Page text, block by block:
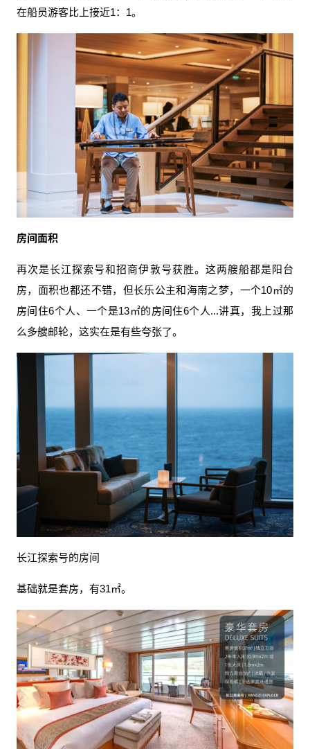
在船员游客比上接近1：1。
房间面积
再次是长江探索号和招商伊敦号获胜。这两艘船都是阳台
房，面积也都还不错，但长乐公主和海南之梦，一个10㎡的
房间住6个人、一个是13㎡的房间住6个人...讲真，我上过那
么多艘邮轮，这实在是有些夸张了。
长江探索号的房间
基础就是套房，有31㎡。